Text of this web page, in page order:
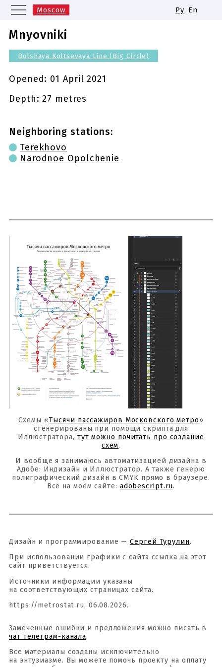
Moscow
Kazan
Novosibirsk
Samara
Same names of metro stations
Ру En
Mnyovniki
Bolshaya Koltsevaya Line (Big Circle)
Opened: 01 April 2021
Depth: 27 metres
Neighboring stations:
Terekhovo
Narodnoe Opolchenie
Схемы «Тысячи пассажиров Московского метро»
сгенерированы при помощи скрипта для
Иллюстратора, тут можно почитать про создание
схем.
И вообще я занимаюсь автоматизацией дизайна в
Адобе: Индизайн и Иллюстратор. А также генерю
полиграфический дизайн в CMYK прямо в браузере.
Всё на моём сайте: adobescript.ru.
Дизайн и программирование —Сергей Турулин.
При использовании графики с сайта ссылка на этот
сайт приветствуется.
Источники информации указаны
на соответствующих страницах сайта.
https://metrostat.ru, 06.08.2026.
Замеченные ошибки и предложения можно писать в
чат телеграм-канала.
Все материалы созданы исключительно
на энтузиазме. Вы можете помочь проекту на оплату